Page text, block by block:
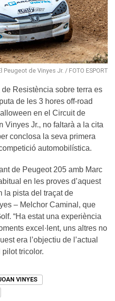
Peugeot de Vinyes Jr. / FOTO ESPORT
Resistència sobre terra es
de les 3 hores off-road
en el Circuit de
Vinyes Jr., no faltarà a la cita
conclosa la seva primera
automobilística.
de Peugeot 205 amb Marc
en les proves d’aquest
la pista del traçat de
– Melchor Caminal, que
“Ha estat una experiència
excel·lent, uns altres no
era l’objectiu de l’actual
pilot tricolor.
VINYES